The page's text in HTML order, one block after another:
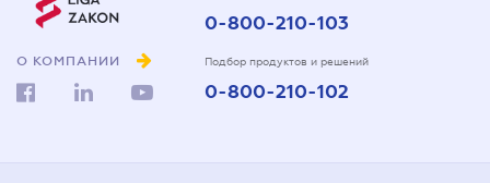
О КОМПАНИИ
0-800-210-103
Подбор продуктов и решений
0-800-210-102